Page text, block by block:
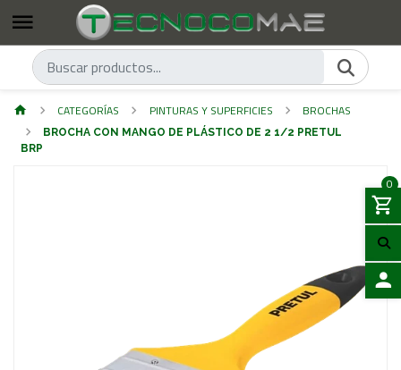
0
CATEGORÍAS PINTURAS Y SUPERFICIES BROCHAS
BROCHA CON MANGO DE PLÁSTICO DE 2 1/2 PRETUL
BRP